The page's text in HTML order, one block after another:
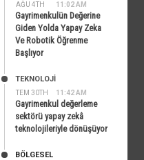
AĞU 4TH 11:02 AM
Gayrimenkulün Değerine
Giden Yolda Yapay Zeka
Ve Robotik Öğrenme
Başlıyor
TEM 30TH 11:42 AM
TEKNOLOJİ
Gayrimenkul değerleme
sektörü yapay zekâ
teknolojileriyle dönüşüyor
BÖLGESEL